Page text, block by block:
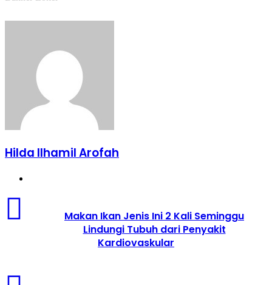
Hilda Ilhamil Arofah
JenisMakan Ikan Jenis Ini 2 Kali Seminggu
Lindungi Tubuh dari Penyakit
Kardiovaskular